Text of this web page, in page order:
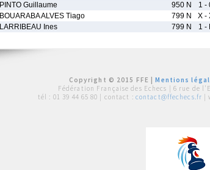
PINTO Guillaume 950 N 1 -
BOUARABA ALVES Tiago 799 N X -
LARRIBEAU Ines 799 N 1 -
Copyright © 2015 FFE |Mentions
Fédération Française des Echecs | 6 rue de
tél : 01 39 44 65 80 | contact : contact@ffechecs.fr |